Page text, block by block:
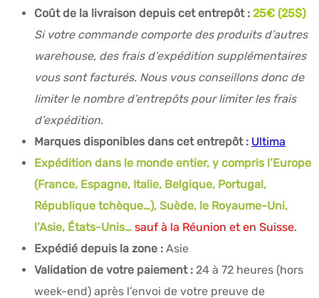
Coût de la livraison depuis cet entrepôt : 25€ (25$)
Si votre commande comporte des produits d’autres
warehouse, des frais d’expédition supplémentaires
vous sont facturés. Nous vous conseillons donc de
limiter le nombre d’entrepôts pour limiter les frais
d’expédition.
Marques disponibles dans cet entrepôt : Ultima
Expédition dans le monde entier, y compris l’Europe
(France, Espagne, Italie, Belgique, Portugal,
République tchèque…), Suède, le Royaume-Uni,
l’Asie, États-Unis… sauf à la Réunion et en Suisse.
Expédié depuis la zone : Asie
Validation de votre paiement : 24 à 72 heures (hors
week-end) après l’envoi de votre preuve de